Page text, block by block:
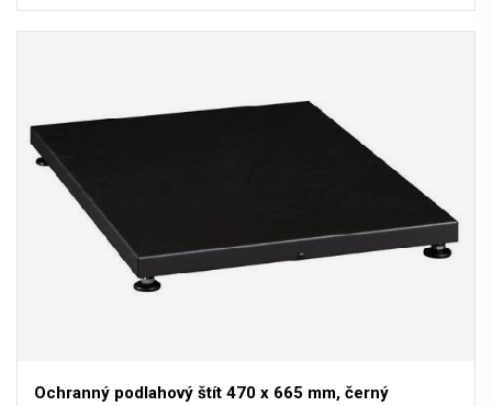
Ochranný podlahový štít 470 x 665 mm, černý